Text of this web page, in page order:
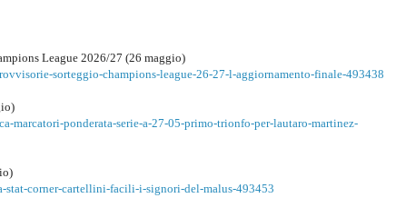
League 2026/27 (26 maggio)
sorteggio-champions-league-26-27-l-aggiornamento-finale-493438
ponderata-serie-a-27-05-primo-trionfo-per-lautaro-martinez-
corner-cartellini-facili-i-signori-del-malus-493453